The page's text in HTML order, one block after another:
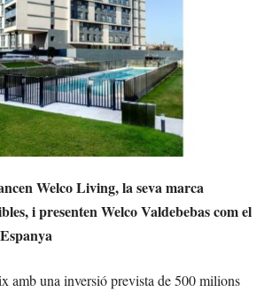
Welco Living, la seva marca
i presenten Welco Valdebebas com el
amb una inversió prevista de 500 milions